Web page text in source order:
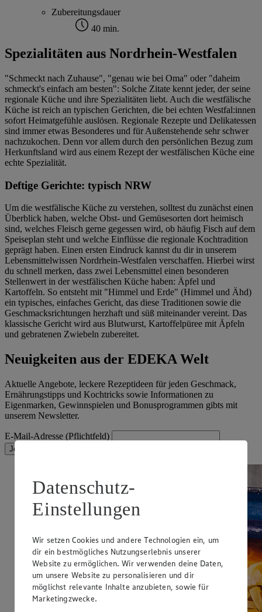
Zubereitungsdauer
40 min.
Spezialitäten aus Nordrhein-Westfalen
"Schmeckt nach Zuhause", "genau wie bei Oma" oder "daheim
schmeckt's einfach am besten": Solche Zitate kennt jeder, der seine
regionale Küche und ihre Spezialitäten liebt. Auch die westfälische
Küche ist reich an typischen Gerichten, die bei echten Westfal:innen
sofort Heimatgefühle auslösen. Regionale Rezepte und Delikatessen
sind immer etwas Besonderes und für Außenstehende sehr schwer
nachzukochen. Denn vor allem durch den persönlichen Bezug zum
Herkunftsland wird aus einem Rezept der westfälischen Küche eine
echte Spezialität.
Deftige Gerichte: typisch NRW
Um die westfälische Küche zu verstehen, solltest du zunächst einen
Überblick haben, welche Obst- und Gemüsesorten dort heimisch
sind, welches Fleisch gerne gegessen wird, ob häufig Fisch auf dem
Speiseplan steht und welche Einflüsse die regionale Kochtradition
geprägt haben. Einen ersten Eindruck kannst du dir in unserem
Lebensmittelwissen Nordrhein-Westfalen verschaffen. Hierbei wirst
du schnell merken, dass zwei Lebensmittel einen besonderen
Stellenwert in der westfälischen Küche haben: Äpfel und
Kartoffeln. So entsteht mit "Himmel und Erde" (Himmel und Ähd)
ein typisches, einfaches Gericht, das diese Traditionen sowie die
Geschmacksrichtungen herzhaft und süß miteinander vereint. Das
klassische Gericht wird aus Blutwurst, Kartoffelpüree mit Äpfeln
und gebratenen Zwiebeln zubereitet.
Neuigkeiten aus der EDEKA Welt
Aktuelle Angebote, leckere Rezeptideen für jeden Geschmack,
Ernährungstipps und Kochtricks sowie Informationen zu
Eigenmarken, Gewinnspielen und Bonusprogrammen gibts mit
unserem Newsletter.
E-Mail-Adresse (Pflichtfeld)
Jetzt anmelden!
Datenschutz-
Einstellungen
Wir setzen Cookies und andere Technologien ein, um
dir ein bestmögliches Nutzungserlebnis unserer
Website zu ermöglichen. Wir verwenden deine Daten,
um unsere Website zu personalisieren und dir
möglichst relevante Inhalte anzubieten, sowie für
Marketingzwecke.